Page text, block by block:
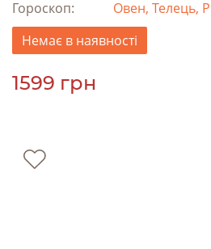
Гороскоп:
Овен, Телець,
Немає в наявності
1599 грн